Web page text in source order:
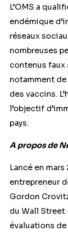
L’OMS a
endémique
réseaux
nombreuses
contenus faux
notamment
des vaccins.
l’objectif
pays.
A propos de
Lancé en
entrepreneur
Gordon
du Wall
évaluations